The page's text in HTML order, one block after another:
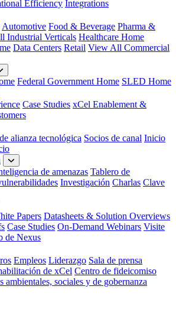
Efficiency Integrations
Automotive Food & Beverage Pharma &
Industrial Verticals Healthcare Home
Data Centers Retail View All Commercial
Federal Government Home SLED Home
Case Studies xCel Enablement &
alianza tecnológica Socios de canal Inicio
de amenazas Tablero de
Investigación Charlas Clave
Papers Datasheets & Solution Overviews
Case Studies On-Demand Webinars Visite
de Nexus
Empleos Liderazgo Sala de prensa
de xCel Centro de fideicomiso
ambientales, sociales y de gobernanza